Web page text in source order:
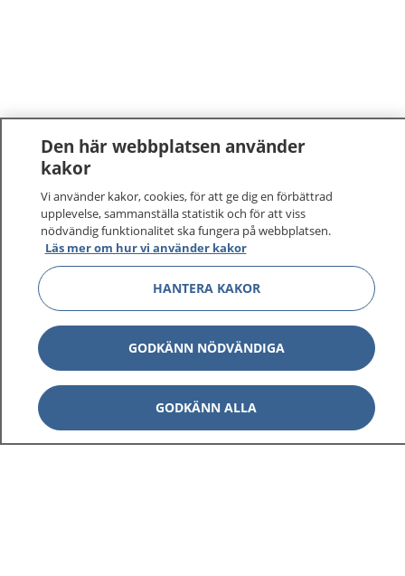
1177–tryggt om din hälsa och vård
På 1177.se får du råd om hälsa och information om
sjukdomar och vilka mottagningar du kan kontakta.
Logga in för att läsa din journal och göra dina
vårdärenden. Ring telefonnummer 1177 för
sjukvårdsrådgivning dygnet runt.
Den här webbplatsen använder
kakor
Vi använder kakor, cookies, för att ge dig en förbättrad
upplevelse, sammanställa statistik och för att viss
nödvändig funktionalitet ska fungera på webbplatsen.
Läs mer om hur vi använder kakor
HANTERA KAKOR
GODKÄNN NÖDVÄNDIGA
GODKÄNN ALLA